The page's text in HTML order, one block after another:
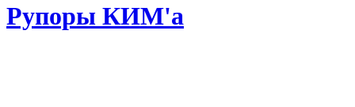
Рупоры КИМ'а